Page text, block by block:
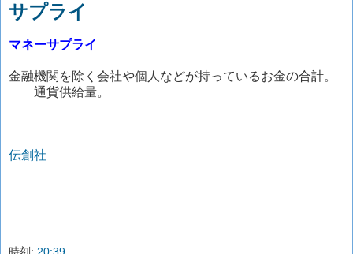
サプライ
マネーサプライ
金融機関を除く会社や個人などが持っているお金の合計。
通貨供給量。
伝創社